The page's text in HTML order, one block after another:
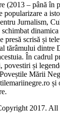
(2013 – până în
popularizare a
Jurnalism,
presă scrisă și
tărâmului dintre
În cadrul
povestiri și
Mării
și
2017. All